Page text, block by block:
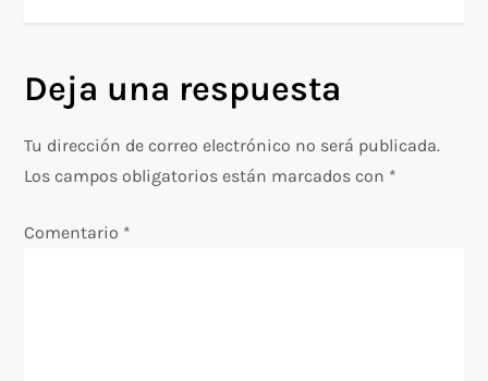
g
a
c
i
Deja una respuesta
Tu dirección de correo electrónico no será publicada.
Los campos obligatorios están marcados con *
Comentario *